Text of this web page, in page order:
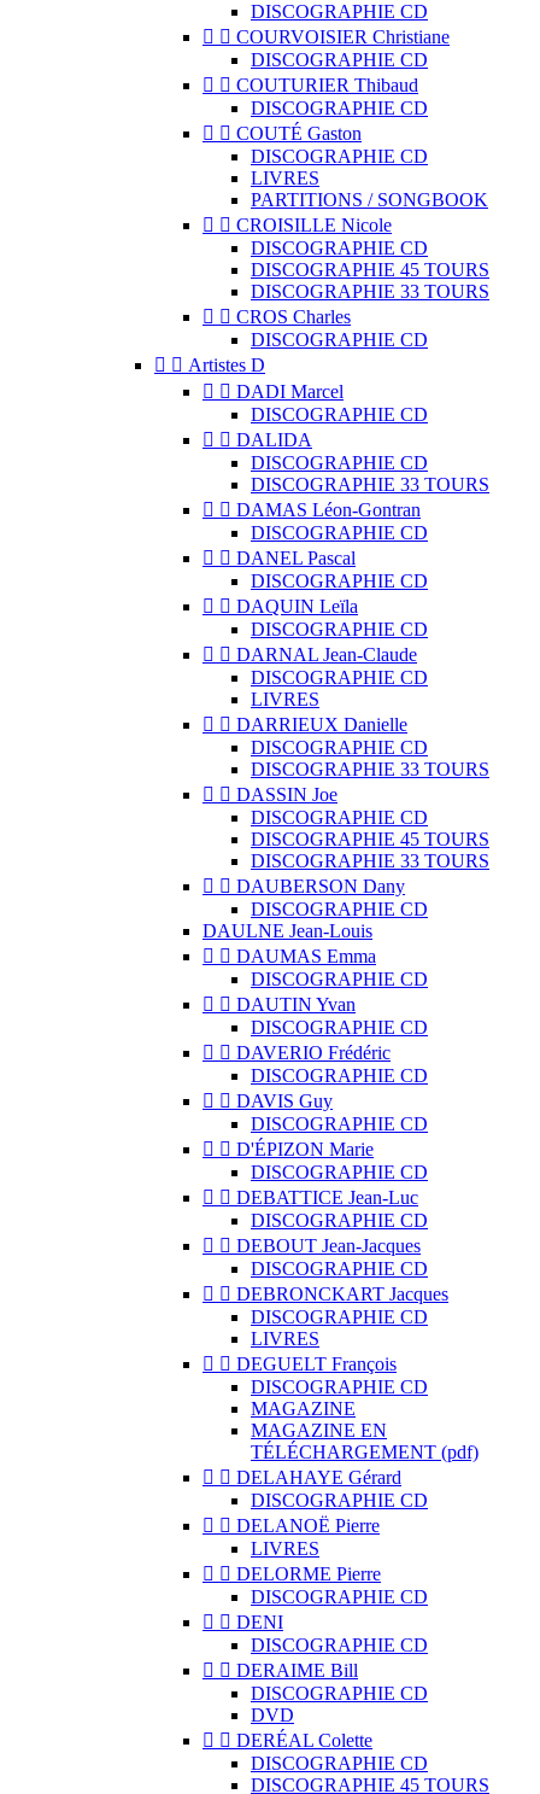
DISCOGRAPHIE CD
  COURVOISIER Christiane
DISCOGRAPHIE CD
  COUTURIER Thibaud
DISCOGRAPHIE CD
  COUTÉ Gaston
DISCOGRAPHIE CD
LIVRES
PARTITIONS / SONGBOOK
  CROISILLE Nicole
DISCOGRAPHIE CD
DISCOGRAPHIE 45 TOURS
DISCOGRAPHIE 33 TOURS
  CROS Charles
DISCOGRAPHIE CD
  Artistes D
  DADI Marcel
DISCOGRAPHIE CD
  DALIDA
DISCOGRAPHIE CD
DISCOGRAPHIE 33 TOURS
  DAMAS Léon-Gontran
DISCOGRAPHIE CD
  DANEL Pascal
DISCOGRAPHIE CD
  DAQUIN Leïla
DISCOGRAPHIE CD
  DARNAL Jean-Claude
DISCOGRAPHIE CD
LIVRES
  DARRIEUX Danielle
DISCOGRAPHIE CD
DISCOGRAPHIE 33 TOURS
  DASSIN Joe
DISCOGRAPHIE CD
DISCOGRAPHIE 45 TOURS
DISCOGRAPHIE 33 TOURS
  DAUBERSON Dany
DISCOGRAPHIE CD
DAULNE Jean-Louis
  DAUMAS Emma
DISCOGRAPHIE CD
  DAUTIN Yvan
DISCOGRAPHIE CD
  DAVERIO Frédéric
DISCOGRAPHIE CD
  DAVIS Guy
DISCOGRAPHIE CD
  D'ÉPIZON Marie
DISCOGRAPHIE CD
  DEBATTICE Jean-Luc
DISCOGRAPHIE CD
  DEBOUT Jean-Jacques
DISCOGRAPHIE CD
  DEBRONCKART Jacques
DISCOGRAPHIE CD
LIVRES
  DEGUELT François
DISCOGRAPHIE CD
MAGAZINE
MAGAZINE EN
TÉLÉCHARGEMENT (pdf)
  DELAHAYE Gérard
DISCOGRAPHIE CD
  DELANOË Pierre
LIVRES
  DELORME Pierre
DISCOGRAPHIE CD
  DENI
DISCOGRAPHIE CD
  DERAIME Bill
DISCOGRAPHIE CD
DVD
  DERÉAL Colette
DISCOGRAPHIE CD
DISCOGRAPHIE 45 TOURS